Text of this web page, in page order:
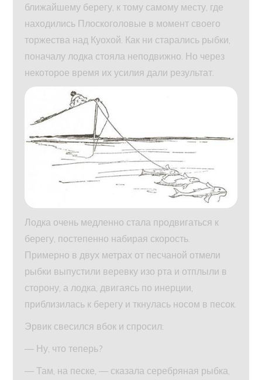
ближайшему берегу, к тому самому месту, где
находились Плоскоголовые в момент своего
торжества над Куохой. Как ни старались рыбки,
поначалу лодка стояла неподвижно. Но через
некоторое время их усилия дали результат.
Лодка очень медленно стала продвигаться к
берегу, постепенно набирая скорость.
Примерно в двух метрах от песчаной отмели
рыбки выпустили веревку изо рта и отплыли в
сторону, а лодка, двигаясь по инерции,
приблизилась к берегу и ткнулась носом в песок.
Эрвик свесился вбок и спросил:
— Ну, что теперь?
— Там, на песке, — сказала серебряная рыбка,